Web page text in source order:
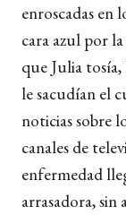
enroscadas en
cara azul por
que Julia tosía,
le sacudían el
noticias sobre
canales de
enfermedad
arrasadora, sin